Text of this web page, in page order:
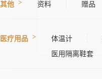
其他 资料 赠品
医疗用品 体温计
医用隔离鞋套